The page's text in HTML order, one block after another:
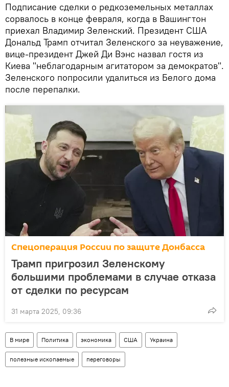
Подписание сделки о редкоземельных металлах
сорвалось в конце февраля, когда в Вашингтон
приехал Владимир Зеленский. Президент США
Дональд Трамп отчитал Зеленского за неуважение,
вице-президент Джей Ди Вэнс назвал гостя из
Киева "неблагодарным агитатором за демократов".
Зеленского попросили удалиться из Белого дома
после перепалки.
Спецоперация России по защите Донбасса
Трамп пригрозил Зеленскому
большими проблемами в случае отказа
от сделки по ресурсам
31 марта 2025, 09:36
В мире Политика экономика США Украина
полезные ископаемые переговоры